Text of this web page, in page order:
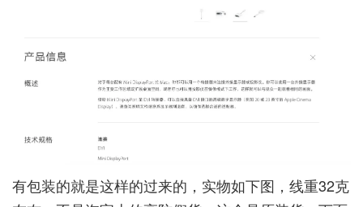
有包装的就是这样的过来的，实物如下图，线重32克